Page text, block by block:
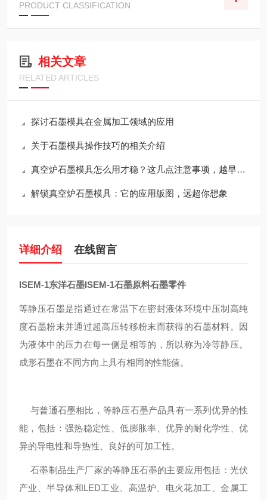
PRODUCT CLASSIFICATION
相关文章
RELATED ARTICLES
探讨石墨模具在金属加工领域的应用
关于石墨模具操作技巧的相关介绍
真空炉石墨模具怎么用才稳？这几点注意事项，越早知道越省心
解锁真空炉石墨模具：它的应用版图，远超你想象
详细介绍 在线留言
ISEM-1东洋石墨ISEM-1石墨原料石墨零件
等静压石墨是指通过在常温下在密封液体环境中压制高纯
度石墨粉末并通过超高压转移粉末而获得的石墨材料。因
为液体中的压力在每一侧是相等的，所以称为冷等静压。
成形石墨在不同方向上具有相同的性能值。
与普通石墨相比，等静压石墨产品具有一系列优异的性
能，包括：强热稳定性、低膨胀率、优异的耐化学性、优
异的导电性和导热性、良好的可加工性。
石墨制品生产厂家的等静压石墨的主要应用包括：光伏
产业、半导体和LED工业、高温炉、电火花加工、金属工